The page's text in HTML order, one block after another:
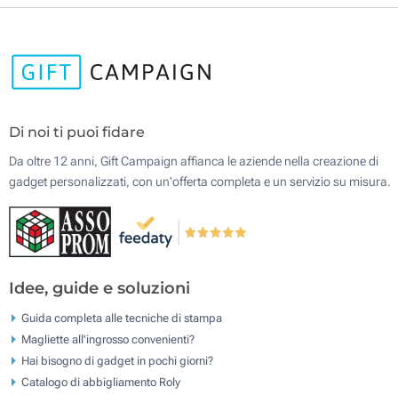
Di noi ti puoi fidare
Da oltre 12 anni, Gift Campaign affianca le aziende nella creazione di
gadget personalizzati, con un'offerta completa e un servizio su misura.
Idee, guide e soluzioni
Guida completa alle tecniche di stampa
Magliette all'ingrosso convenienti?
Hai bisogno di gadget in pochi giorni?
Catalogo di abbigliamento Roly